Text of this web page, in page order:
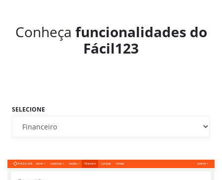
Conheça funcionalidades do
Fácil123
SELECIONE